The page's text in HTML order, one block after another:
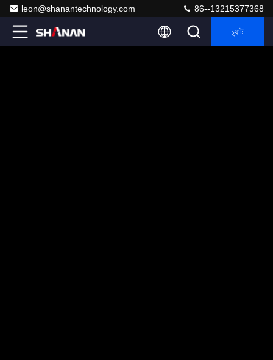
leon@shanantechnology.com 86--13215377368
চ্যাট